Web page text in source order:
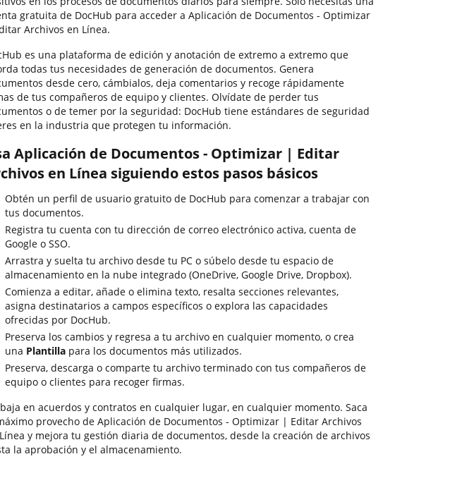
gratuita de DocHub para acceder a Aplicación de Documentos - Optimizar
Archivos en Línea.
es una plataforma de edición y anotación de extremo a extremo que
todas tus necesidades de generación de documentos. Genera
desde cero, cámbialos, deja comentarios y recoge rápidamente
de tus compañeros de equipo y clientes. Olvídate de perder tus
o de temer por la seguridad: DocHub tiene estándares de seguridad
en la industria que protegen tu información.
Aplicación de Documentos - Optimizar | Editar
en Línea siguiendo estos pasos básicos
Obtén un perfil de usuario gratuito de DocHub para comenzar a trabajar con
tus documentos.
Registra tu cuenta con tu dirección de correo electrónico activa, cuenta de
Google o SSO.
Arrastra y suelta tu archivo desde tu PC o súbelo desde tu espacio de
almacenamiento en la nube integrado (OneDrive, Google Drive, Dropbox).
Comienza a editar, añade o elimina texto, resalta secciones relevantes,
asigna destinatarios a campos específicos o explora las capacidades
ofrecidas por DocHub.
Preserva los cambios y regresa a tu archivo en cualquier momento, o crea
una Plantilla para los documentos más utilizados.
Preserva, descarga o comparte tu archivo terminado con tus compañeros de
equipo o clientes para recoger firmas.
en acuerdos y contratos en cualquier lugar, en cualquier momento. Saca
provecho de Aplicación de Documentos - Optimizar | Editar Archivos
y mejora tu gestión diaria de documentos, desde la creación de archivos
la aprobación y el almacenamiento.